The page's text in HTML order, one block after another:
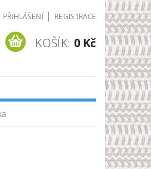
PŘIHLÁŠENÍ | REGISTRACE
KOŠÍK: 0 Kč